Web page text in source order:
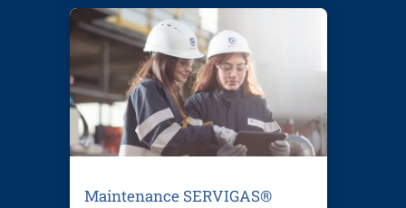
Maintenance SERVIGAS®